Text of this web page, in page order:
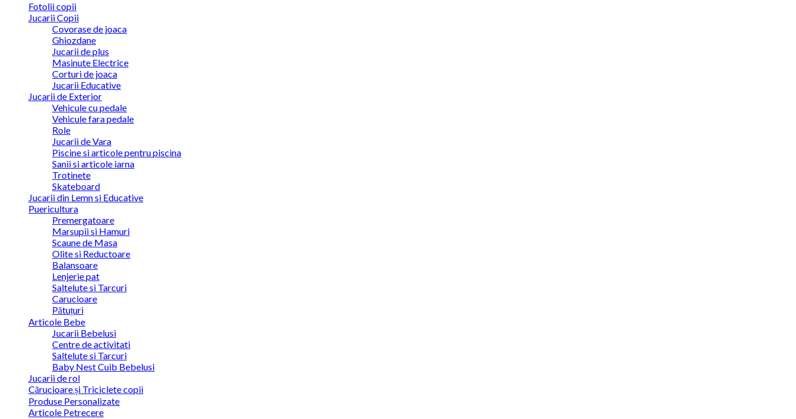
Fotolii copii
Jucarii Copii
Covorase de joaca
Ghiozdane
Jucarii de plus
Masinute Electrice
Corturi de joaca
Jucarii Educative
Jucarii de Exterior
Vehicule cu pedale
Vehicule fara pedale
Role
Jucarii de Vara
Piscine si articole pentru piscina
Sanii si articole iarna
Trotinete
Skateboard
Jucarii din Lemn si Educative
Puericultura
Premergatoare
Marsupii si Hamuri
Scaune de Masa
Olite si Reductoare
Balansoare
Lenjerie pat
Saltelute si Tarcuri
Carucioare
Pătuțuri
Articole Bebe
Jucarii Bebelusi
Centre de activitati
Saltelute si Tarcuri
Baby Nest Cuib Bebelusi
Jucarii de rol
Cărucioare și Triciclete copii
Produse Personalizate
Articole Petrecere